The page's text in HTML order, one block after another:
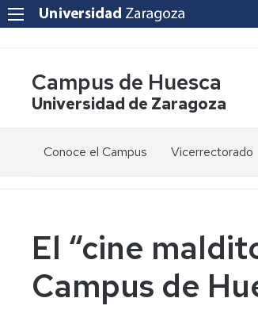
Campus de Huesca
Universidad de Zaragoza
Conoce el Campus
Vicerrectora
de
Gobierno
Vicerrectorado
el
Lenguas
Cursos
Servicios
Secretaría
El “cine
Campus de